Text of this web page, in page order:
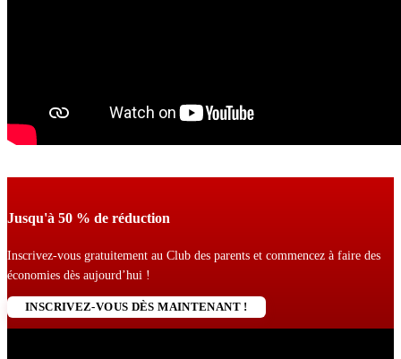
Jusqu'à 50 % de réduction
Inscrivez-vous gratuitement au Club des parents et commencez à faire des
économies dès aujourd’hui !
INSCRIVEZ-VOUS DÈS MAINTENANT !